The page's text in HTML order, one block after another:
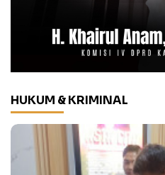
HUKUM & KRIMINAL